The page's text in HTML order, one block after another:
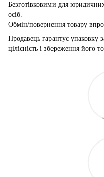
Безготівковими для
осіб.
Обмін/повернення товару
Продавець гарантує упаковку
цілісність і збереження його